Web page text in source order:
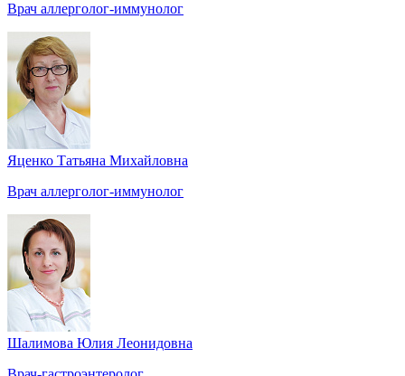
Врач аллерголог-иммунолог
Яценко Татьяна Михайловна
Врач аллерголог-иммунолог
Шалимова Юлия Леонидовна